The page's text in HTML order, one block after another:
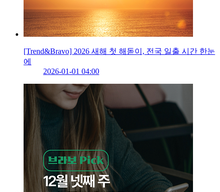
[Trend&Bravo] 2026 새해 첫 해돋이, 전국 일출 시간 한눈
에
2026-01-01 04:00